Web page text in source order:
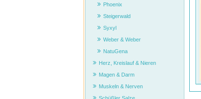
Phoenix
Steigerwald
Syxyl
Weber & Weber
NatuGena
Herz, Kreislauf & Nieren
Magen & Darm
Muskeln & Nerven